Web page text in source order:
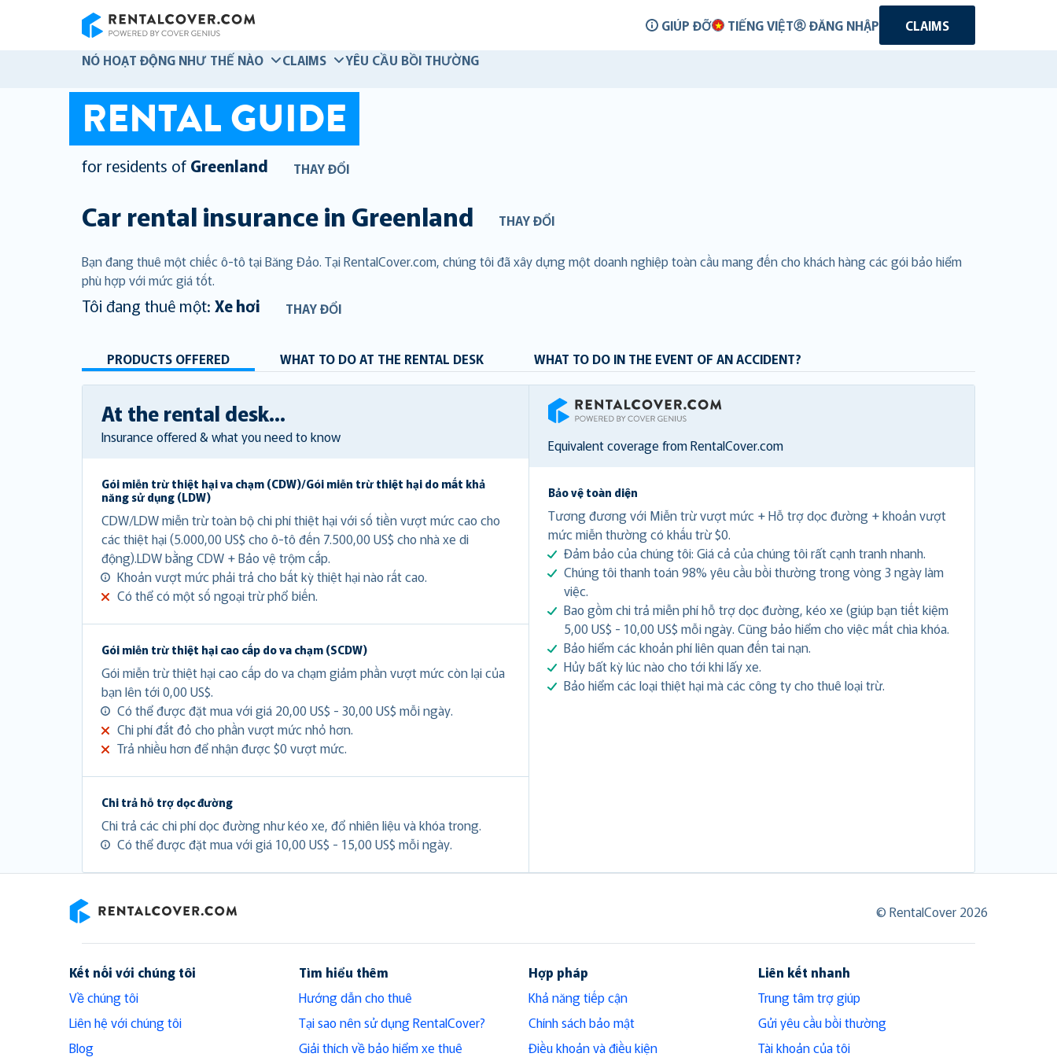
GIÚP ĐỠ TIẾNG VIỆT ĐĂNG NHẬP
CLAIMS
NÓ HOẠT ĐỘNG NHƯ THẾ NÀO
CLAIMS YÊU CẦU BỒI THƯỜNG
RENTAL GUIDE
for residents of Greenland THAY ĐỔI
Car rental insurance in Greenland THAY ĐỔI
Bạn đang thuê một chiếc ô-tô tại Băng Đảo. Tại RentalCover.com, chúng tôi đã xây dựng một doanh nghiệp toàn cầu mang đến cho khách hàng các gói bảo hiểm
phù hợp với mức giá tốt.
Tôi đang thuê một: Xe hơi THAY ĐỔI
PRODUCTS OFFERED WHAT TO DO AT THE RENTAL DESK WHAT TO DO IN THE EVENT OF AN ACCIDENT?
At the rental desk...
Insurance offered & what you need to know
Gói miễn trừ thiệt hại va chạm (CDW)/Gói miễn trừ thiệt hại do mất khả
năng sử dụng (LDW)
CDW/LDW miễn trừ toàn bộ chi phí thiệt hại với số tiền vượt mức cao cho
các thiệt hại (5.000,00 US$ cho ô-tô đến 7.500,00 US$ cho nhà xe di
động).LDW bằng CDW + Bảo vệ trộm cắp.
Khoản vượt mức phải trả cho bất kỳ thiệt hại nào rất cao.
Có thể có một số ngoại trừ phổ biến.
Gói miễn trừ thiệt hại cao cấp do va chạm (SCDW)
Gói miễn trừ thiệt hại cao cấp do va chạm giảm phần vượt mức còn lại của
bạn lên tới 0,00 US$.
Có thể được đặt mua với giá 20,00 US$ - 30,00 US$ mỗi ngày.
Chi phí đắt đỏ cho phần vượt mức nhỏ hơn.
Trả nhiều hơn để nhận được $0 vượt mức.
Chi trả hỗ trợ dọc đường
Chi trả các chi phí dọc đường như kéo xe, đổ nhiên liệu và khóa trong.
Có thể được đặt mua với giá 10,00 US$ - 15,00 US$ mỗi ngày.
RentalCover
Equivalent coverage from RentalCover.com
Bảo vệ toàn diện
Tương đương với Miễn trừ vượt mức + Hỗ trợ dọc đường + khoản vượt
mức miễn thường có khấu trừ $0.
Đảm bảo của chúng tôi: Giá cả của chúng tôi rất cạnh tranh nhanh.
Chúng tôi thanh toán 98% yêu cầu bồi thường trong vòng 3 ngày làm
việc.
Bao gồm chi trả miễn phí hỗ trợ dọc đường, kéo xe (giúp bạn tiết kiệm
5,00 US$ - 10,00 US$ mỗi ngày. Cũng bảo hiểm cho việc mất chìa khóa.
Bảo hiểm các khoản phí liên quan đến tai nạn.
Hủy bất kỳ lúc nào cho tới khi lấy xe.
Bảo hiểm các loại thiệt hại mà các công ty cho thuê loại trừ.
© RentalCover 2026
Kết nối với chúng tôi
Về chúng tôi
Liên hệ với chúng tôi
Blog
Tìm hiểu thêm
Hướng dẫn cho thuê
Tại sao nên sử dụng RentalCover?
Giải thích về bảo hiểm xe thuê
Hợp pháp
Khả năng tiếp cận
Chính sách bảo mật
Điều khoản và điều kiện
Liên kết nhanh
Trung tâm trợ giúp
Gửi yêu cầu bồi thường
Tài khoản của tôi